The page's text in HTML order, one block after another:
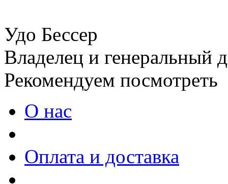
Удо Бессер
Владелец и генеральный
Рекомендуем посмотреть
О нас
Оплата и доставка